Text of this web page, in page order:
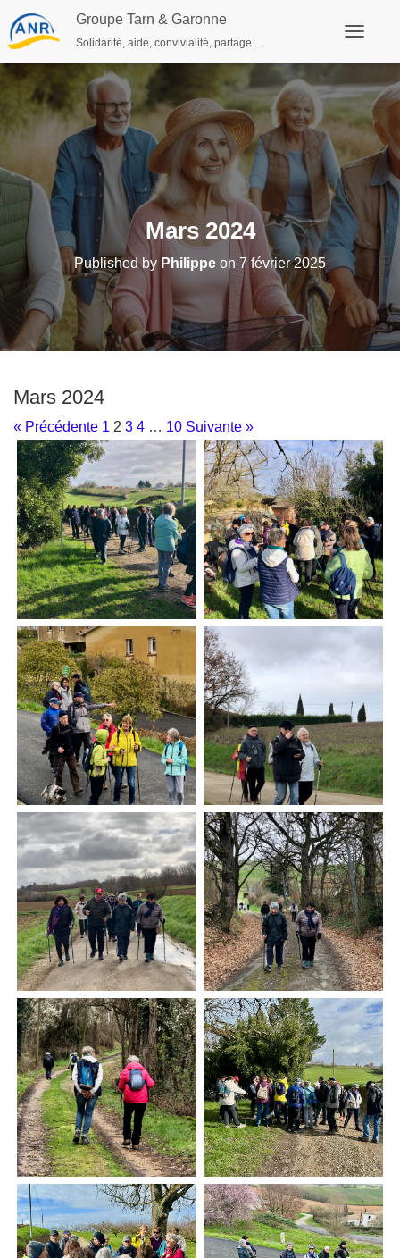
Groupe Tarn & Garonne
Solidarité, aide, convivialité, partage...
Mars 2024
Published by Philippe on 7 février 2025
Mars 2024
« Précédente 1 2 3 4 … 10 Suivante »